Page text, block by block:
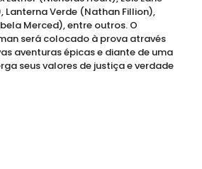
Lanterna Verde (Nathan Fillion),
Merced), entre outros. O
será colocado à prova através
aventuras épicas e diante de uma
seus valores de justiça e verdade